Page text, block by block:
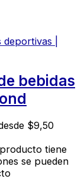
bebidas
$9,50
tiene
se pueden